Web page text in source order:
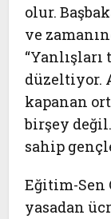
olur.
ve
düzeltiyor.
kapanan
birşey
sahip
Eğitim-Sen
yasadan